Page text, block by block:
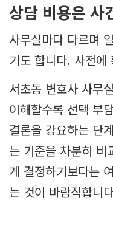
상담 비용은 사
사무실마다 다르며
기도 합니다. 사전에
서초동 변호사 사무
이해할수록 선택 부
결론을 강요하는 단
는 기준을 차분히 비
게 결정하기보다는
는 것이 바람직합니